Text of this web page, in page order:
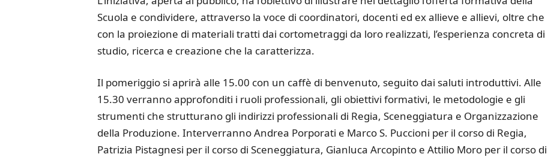
Scuola e condividere, attraverso la voce di coordinatori, docenti ed ex allieve e allievi, oltre che
con la proiezione di materiali tratti dai cortometraggi da loro realizzati, l’esperienza concreta di
studio, ricerca e creazione che la caratterizza.
Il pomeriggio si aprirà alle 15.00 con un caffè di benvenuto, seguito dai saluti introduttivi. Alle
15.30 verranno approfonditi i ruoli professionali, gli obiettivi formativi, le metodologie e gli
strumenti che strutturano gli indirizzi professionali di Regia, Sceneggiatura e Organizzazione
della Produzione. Interverranno Andrea Porporati e Marco S. Puccioni per il corso di Regia,
Patrizia Pistagnesi per il corso di Sceneggiatura, Gianluca Arcopinto e Attilio Moro per il corso di